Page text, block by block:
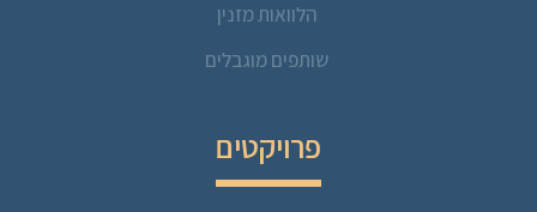
הלוואות מזנין
שותפים מוגבלים
פרויקטים